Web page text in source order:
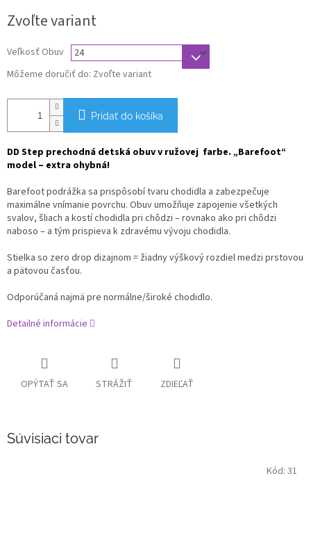
cena:
Zvoľte variant
Veľkosť Obuv
Môžeme doručiť do: Zvoľte variant
Pridať do košíka
DD Step prechodná detská obuv v ružovej farbe. „Barefoot“
model – extra ohybná!
Barefoot podrážka sa prispôsobí tvaru chodidla a zabezpečuje
maximálne vnímanie povrchu. Obuv umožňuje zapojenie všetkých
svalov, šliach a kostí chodidla pri chôdzi – rovnako ako pri chôdzi
naboso – a tým prispieva k zdravému vývoju chodidla.
Stielka so zero drop dizajnom = žiadny výškový rozdiel medzi prstovou
a pätovou časťou.
Odporúčaná najmä pre normálne/široké chodidlo.
Detailné informácie
OPÝTAŤ SA STRÁŽIŤ ZDIEĽAŤ
Súvisiaci tovar
Kód: 31